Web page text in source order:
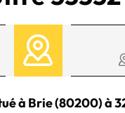
à Brie (80200) à